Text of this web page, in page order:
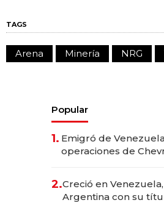
TAGS
Arena Minería NRG
Popular
1. Emigró de
operaciones de
2.Creció en
Argentina con su